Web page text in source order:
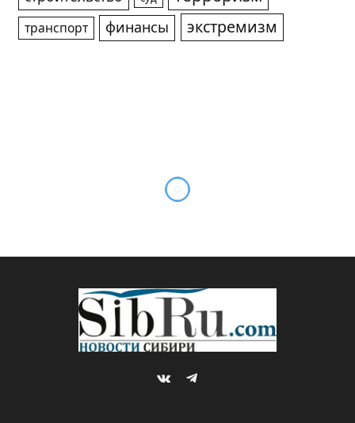
транспорт финансы экстремизм
VKontakteTelegram